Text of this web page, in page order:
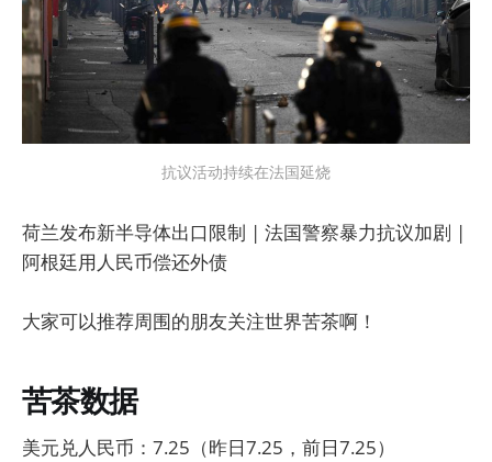
抗议活动持续在法国延烧
荷兰发布新半导体出口限制 | 法国警察暴力抗议加剧 |
阿根廷用人民币偿还外债
大家可以推荐周围的朋友关注世界苦茶啊！
苦茶数据
美元兑人民币：7.25（昨日7.25，前日7.25）